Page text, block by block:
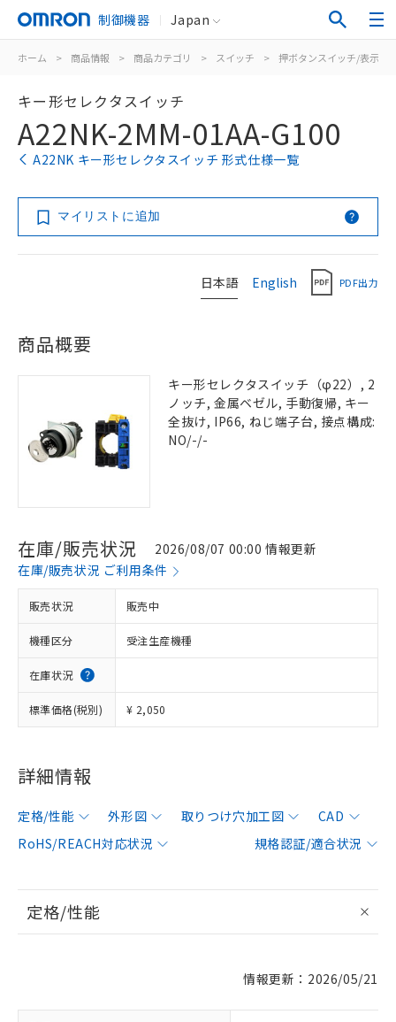
制御機器 Japan
ホーム > 商品情報 > 商品カテゴリ > スイッチ > 押ボタンスイッチ/表示灯
キー形セレクタスイッチ
A22NK-2MM-01AA-G100
A22NK キー形セレクタスイッチ 形式仕様一覧
マイリストに追加
日本語 English PDF出力
商品概要
キー形セレクタスイッチ（φ22）, 2
ノッチ, 金属ベゼル, 手動復帰, キー
全抜け, IP66, ねじ端子台, 接点構成:
NO/-/-
在庫/販売状況
2026/08/07 00:00 情報更新
在庫/販売状況 ご利用条件
販売状況 販売中
機種区分 受注生産機種
在庫状況
標準価格(税別) ¥ 2,050
詳細情報
定格/性能 外形図 取りつけ穴加工図
CAD
RoHS/REACH対応状況
規格認証/適合状況
定格/性能
情報更新：2026/05/21